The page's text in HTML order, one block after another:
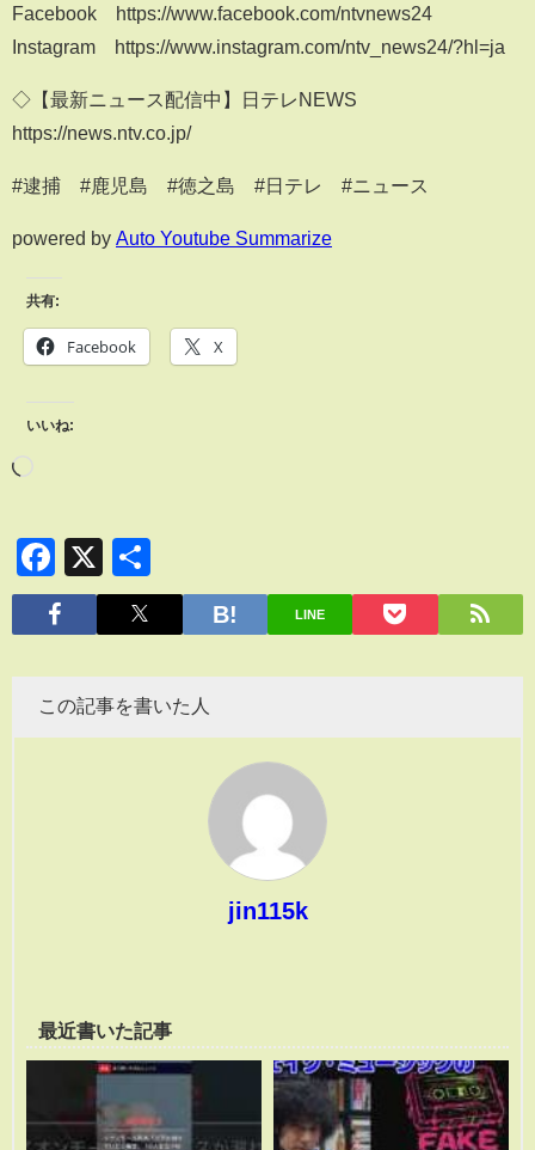
Facebook https://www.facebook.com/ntvnews24
Instagram https://www.instagram.com/ntv_news24/?hl=ja
◇【最新ニュース配信中】日テレNEWS
https://news.ntv.co.jp/
#逮捕 #鹿児島 #徳之島 #日テレ #ニュース
powered by Auto Youtube Summarize
共有:
Facebook X
いいね:
Facebook
X
有
LINE
この記事を書いた人
jin115k
最近書いた記事